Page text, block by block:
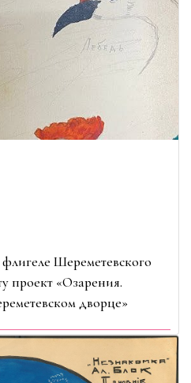
Шереметевского
проект «Озарения.
дворце»